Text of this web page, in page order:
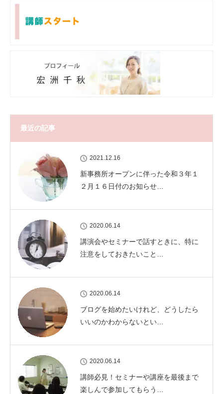
最近の記事
2021.12.16
新事務所オープンに伴った令和３年１
２月１６日付のお知らせ…
2020.06.14
講演会やセミナーで話すときに、特に
注意をしておきたいこと…
2020.06.14
ブログを始めたいけれど、どうしたら
いいのかわからないとい…
2020.06.14
講師必見！セミナーや講座を最後まで
楽しんで参加してもらう…